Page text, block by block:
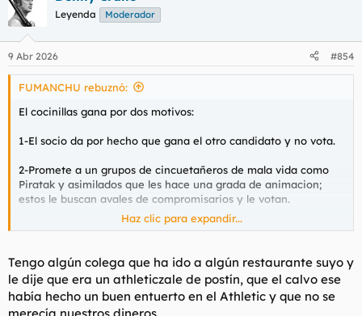
c
i
e
s
Leyenda Moderador
9 Abr 2026 #854
FUMANCHU rebuznó:
El cocinillas gana por dos motivos:
1-El socio da por hecho que gana el otro candidato y no vota.
2-Promete a un grupos de cincuetañeros de mala vida como
Piratak y asimilados que les hace una grada de animacion;
estos le buscan avales de compromisarios y le votan.
Se comenta que no queria ser presidente, que desde Sabin
sale mal. No solo tiene restaurantes, tiene negocios de
catering al que las instituciones en Bizkaia le hacen facturar
bien. Su gestion se basa en no hacer nada, a ultima hora los
pocos directivos capaces se revelan y lo apartan. Fichan a
Haz clic para expandir...
Tengo algún colega que ha ido a algún restaurante suyo y
le dije que era un athleticzale de postín, que el calvo ese
había hecho un buen entuerto en el Athletic y que no se